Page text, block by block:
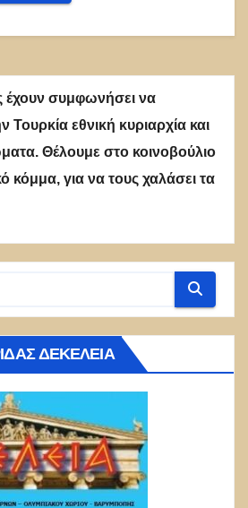
έχουν συμφωνήσει να
εθνική κυριαρχία και
Θέλουμε στο κοινοβούλιο
κόμμα, για να τους χαλάσει τα
ΔΕΚΈΛΕΙΑ